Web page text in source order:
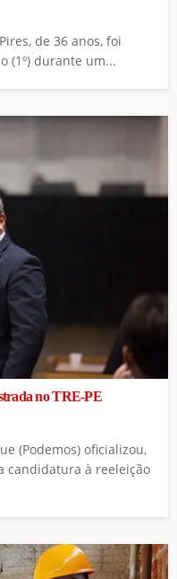
de 36 anos, foi
(1º) durante um...
no TRE-PE
(Podemos) oficializou,
candidatura à reeleição